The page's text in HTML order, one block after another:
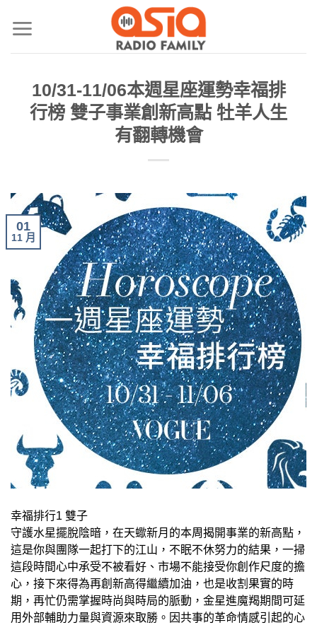
10/31-11/06本週星座運勢幸福排
行榜 雙子事業創新高點 牡羊人生
有翻轉機會
01
11 月
幸福排行1 雙子
守護水星擺脫陰暗，在天蠍新月的本周揭開事業的新高點，
這是你與團隊一起打下的江山，不眠不休努力的結果，一掃
這段時間心中承受不被看好、市場不能接受你創作尺度的擔
心，接下來得為再創新高得繼續加油，也是收割果實的時
期，再忙仍需掌握時尚與時局的脈動，金星進魔羯期間可延
用外部輔助力量與資源來取勝。因共事的革命情感引起的心